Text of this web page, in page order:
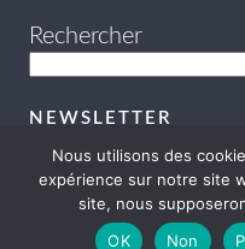
Rechercher
NEWSLETTER
Nous utilisons des
expérience sur notre site
site, nous
OK
Non